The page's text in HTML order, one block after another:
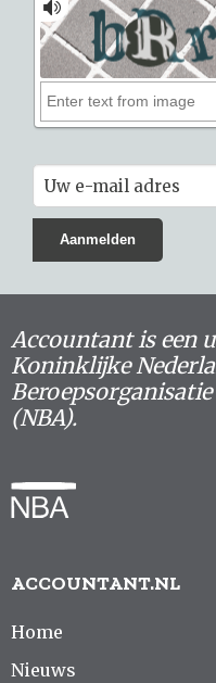
Accountant is een
Koninklijke
(NBA).
ACCOUNTANT.NL
Home
Nieuws